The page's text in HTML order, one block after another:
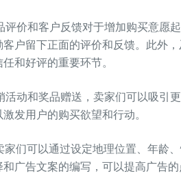
价和客户反馈对于增加购买意愿
户留下正面的评价和反馈。此外
和好评的重要环节。
动和奖品赠送，卖家们可以吸引
发用户的购买欲望和行动。
们可以通过设定地理位置、年龄
广告文案的编写，可以提高广告的